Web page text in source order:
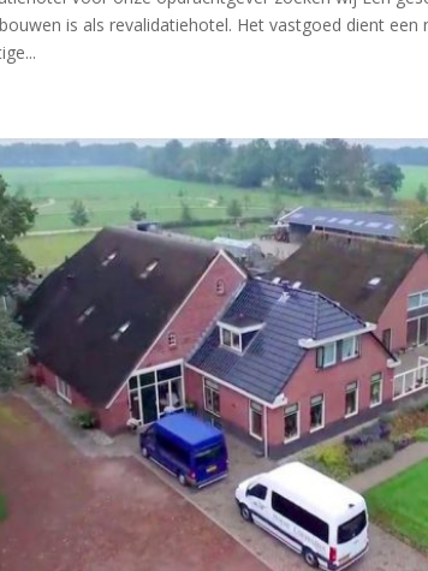
is als revalidatiehotel. Het vastgoed dient